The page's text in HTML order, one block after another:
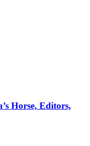
Horse, Editors,